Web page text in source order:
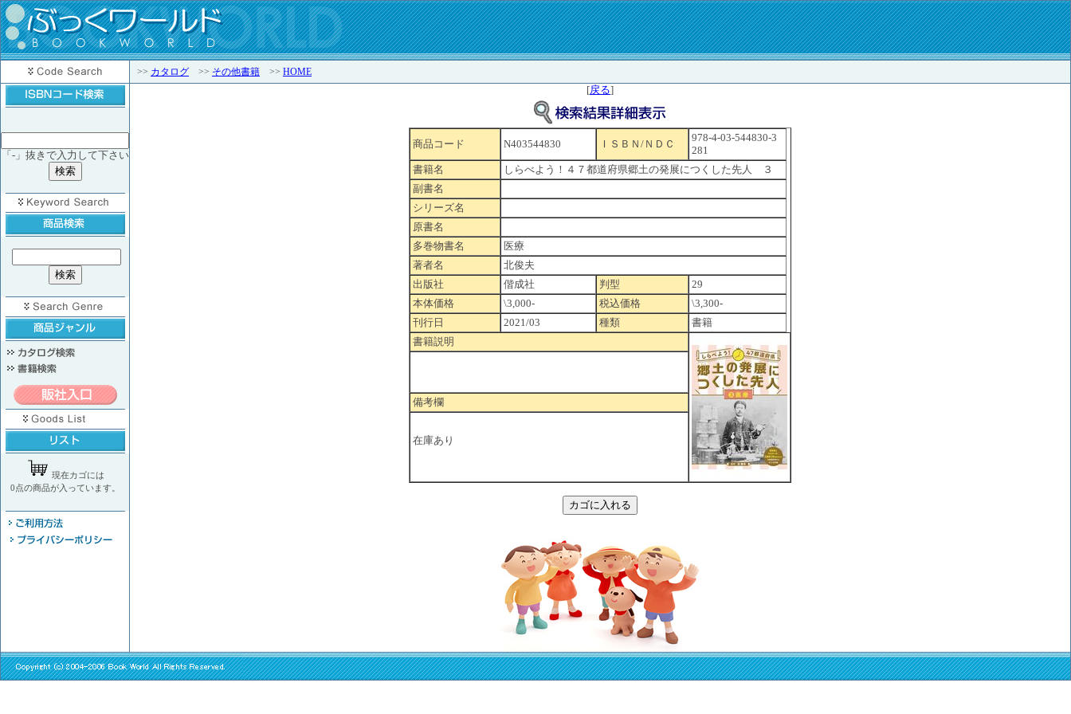
>> カタログ >> その他書籍 >> HOME
「-」抜きで入力して下さい
現在カゴには
0点の商品が入っています。
[戻る]
商品コード N403544830 ＩＳＢＮ/ＮＤＣ
978-4-03-544830-3
281
書籍名
しらべよう！４７都道府県郷土の発展につくした先人 ３
副書名
シリーズ名
原書名
多巻物書名
医療
著者名
北俊夫
出版社
偕成社 判型
29
本体価格
\3,000- 税込価格
\3,300-
刊行日
2021/03 種類
書籍
書籍説明
備考欄
在庫あり